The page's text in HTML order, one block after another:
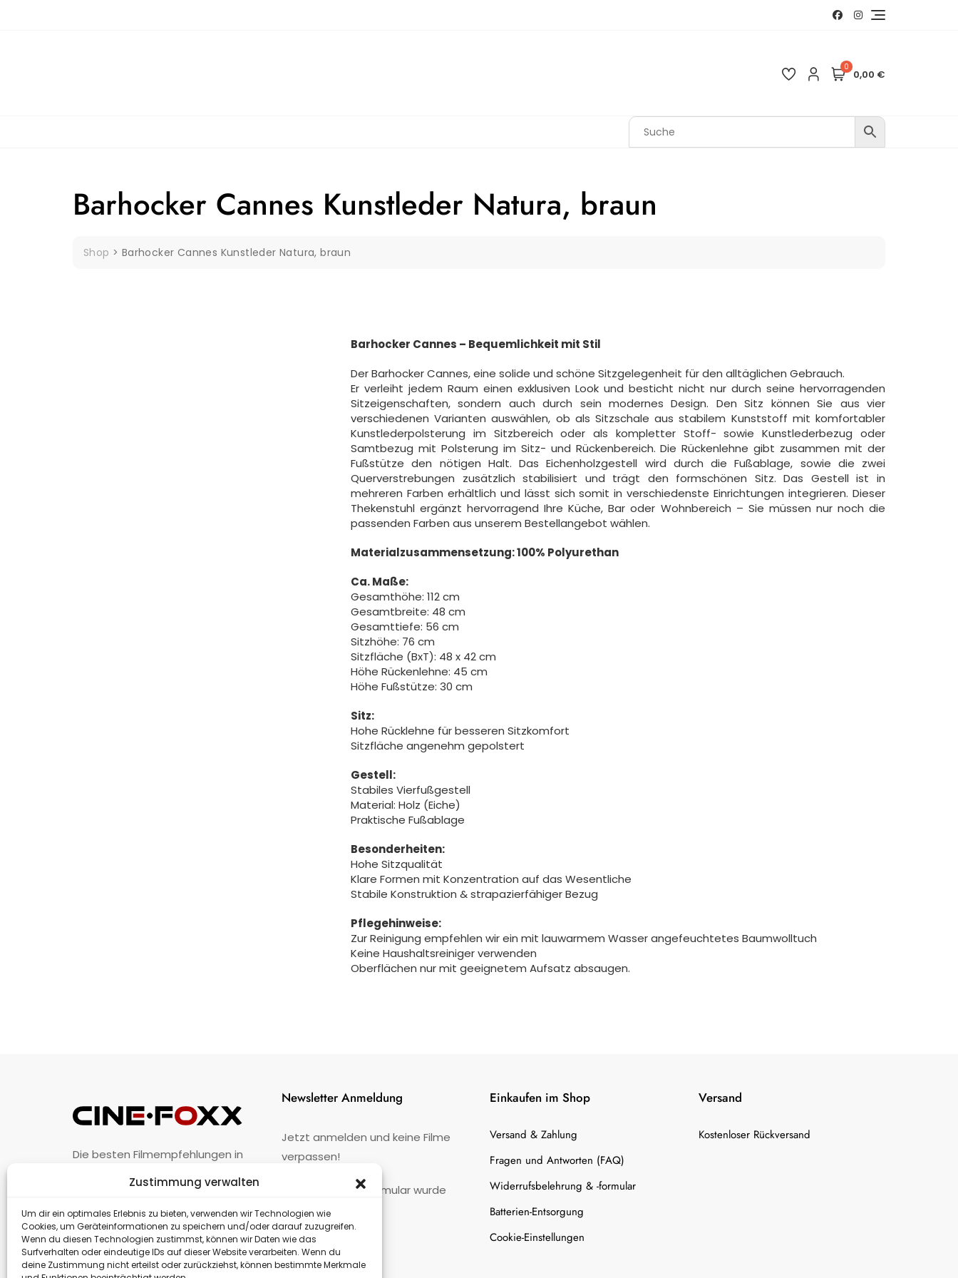
Zustimmung verwalten
Um dir ein optimales Erlebnis zu bieten, verwenden wir Technologien wie
Cookies, um Geräteinformationen zu speichern und/oder darauf zuzugreifen.
Wenn du diesen Technologien zustimmst, können wir Daten wie das
Surfverhalten oder eindeutige IDs auf dieser Website verarbeiten. Wenn du
deine Zustimmung nicht erteilst oder zurückziehst, können bestimmte Merkmale
0
0,00 €
Barhocker Cannes Kunstleder Natura, braun
Shop > Barhocker Cannes Kunstleder Natura, braun
Barhocker Cannes – Bequemlichkeit mit Stil
Der Barhocker Cannes, eine solide und schöne Sitzgelegenheit für den alltäglichen Gebrauch.
Er verleiht jedem Raum einen exklusiven Look und besticht nicht nur durch seine hervorragenden
Sitzeigenschaften, sondern auch durch sein modernes Design. Den Sitz können Sie aus vier
verschiedenen Varianten auswählen, ob als Sitzschale aus stabilem Kunststoff mit komfortabler
Kunstlederpolsterung im Sitzbereich oder als kompletter Stoff- sowie Kunstlederbezug oder
Samtbezug mit Polsterung im Sitz- und Rückenbereich. Die Rückenlehne gibt zusammen mit der
Fußstütze den nötigen Halt. Das Eichenholzgestell wird durch die Fußablage, sowie die zwei
Querverstrebungen zusätzlich stabilisiert und trägt den formschönen Sitz. Das Gestell ist in
mehreren Farben erhältlich und lässt sich somit in verschiedenste Einrichtungen integrieren. Dieser
Thekenstuhl ergänzt hervorragend Ihre Küche, Bar oder Wohnbereich – Sie müssen nur noch die
passenden Farben aus unserem Bestellangebot wählen.
Materialzusammensetzung: 100% Polyurethan
Ca. Maße:
Gesamthöhe: 112 cm
Gesamtbreite: 48 cm
Gesamttiefe: 56 cm
Sitzhöhe: 76 cm
Sitzfläche (BxT): 48 x 42 cm
Höhe Rückenlehne: 45 cm
Höhe Fußstütze: 30 cm
Sitz:
Hohe Rücklehne für besseren Sitzkomfort
Sitzfläche angenehm gepolstert
Gestell:
Stabiles Vierfußgestell
Material: Holz (Eiche)
Praktische Fußablage
Besonderheiten:
Hohe Sitzqualität
Klare Formen mit Konzentration auf das Wesentliche
Stabile Konstruktion & strapazierfähiger Bezug
Pflegehinweise:
Zur Reinigung empfehlen wir ein mit lauwarmem Wasser angefeuchtetes Baumwolltuch
Keine Haushaltsreiniger verwenden
Oberflächen nur mit geeignetem Aufsatz absaugen.
Die besten Filmempfehlungen in
Unternehmen · Impressum · Kontakt
Newsletter Anmeldung
Jetzt anmelden und keine Filme
verpassen!
Kontaktformular wurde
nicht gefunden.
Einkaufen im Shop
Versand & Zahlung
Fragen und Antworten (FAQ)
Widerrufsbelehrung & -formular
Batterien-Entsorgung
Cookie-Einstellungen
Versand
Kostenloser Rückversand